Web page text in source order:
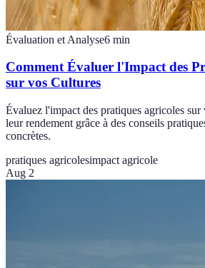
Évaluation et Analyse6 min
Comment Évaluer l'Impact des
sur vos Cultures
Évaluez l'impact des pratiques agricoles sur
leur rendement grâce à des conseils
concrètes.
pratiques agricolesimpact agricole
Aug 2